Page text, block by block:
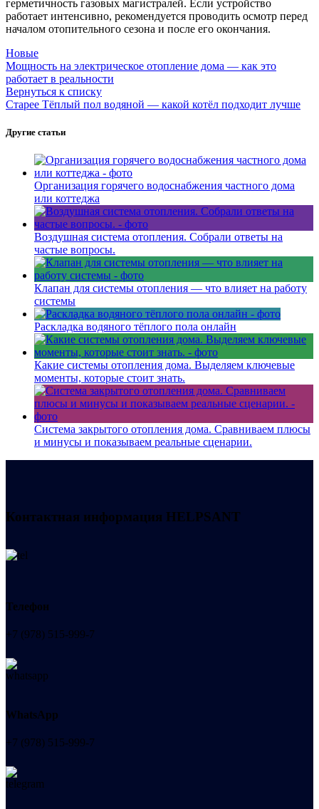
герметичность газовых магистралей. Если устройство
работает интенсивно, рекомендуется проводить осмотр перед
началом отопительного сезона и после его окончания.
Новые
Мощность на электрическое отопление дома — как это
работает в реальности
Вернуться к списку
Старее Тёплый пол водяной — какой котёл подходит лучше
Другие статьи
Организация горячего водоснабжения частного дома
или коттеджа
Воздушная система отопления. Собрали ответы на
частые вопросы.
Клапан для системы отопления — что влияет на работу
системы
Раскладка водяного тёплого пола онлайн
Какие системы отопления дома. Выделяем ключевые
моменты, которые стоит знать.
Система закрытого отопления дома. Сравниваем плюсы
и минусы и показываем реальные сценарии.
Контактная информация HELPSANT
Телефон
+7 (978) 515-999-7
WhatsApp
+7 (978) 515-999-7